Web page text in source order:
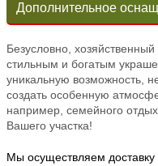
Дополнительное
Безусловно,
стильным и богатым
уникальную возможность,
создать особенную
например, семейного
Вашего участка!
Мы осуществляем